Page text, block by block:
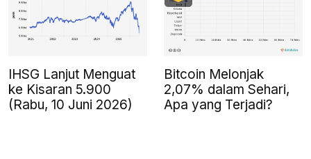
IHSG Lanjut Menguat
ke Kisaran 5.900
(Rabu, 10 Juni 2026)
Bitcoin Melonjak
2,07% dalam Sehari,
Apa yang Terjadi?